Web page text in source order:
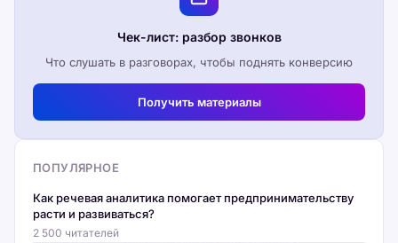
Чек-лист: разбор звонков
Что слушать в разговорах, чтобы поднять конверсию
Получить материалы
ПОПУЛЯРНОЕ
Как речевая аналитика помогает предпринимательству
расти и развиваться?
2 500 читателей